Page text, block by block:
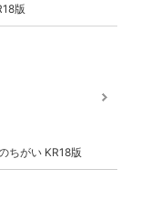
版
ちがい KR18版